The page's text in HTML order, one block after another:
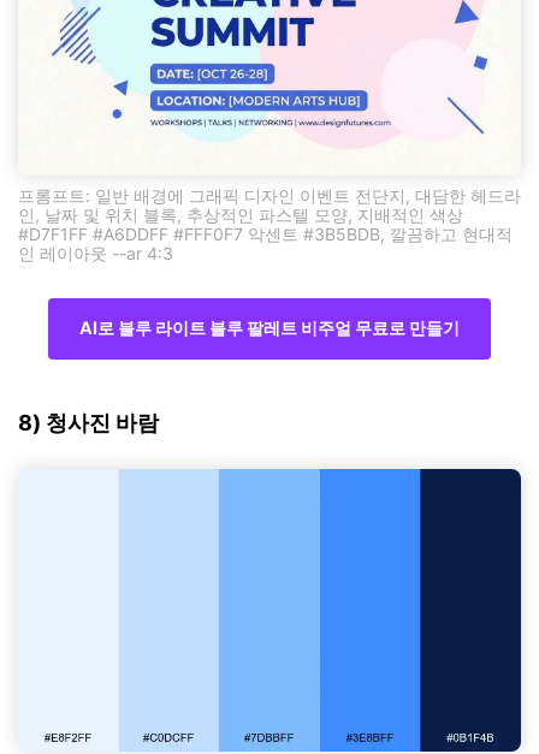
프롬프트: 일반 배경에 그래픽 디자인 이벤트 전단지, 대담한 헤드라
인, 날짜 및 위치 블록, 추상적인 파스텔 모양, 지배적인 색상
#D7F1FF #A6DDFF #FFF0F7 악센트 #3B5BDB, 깔끔하고 현대적
인 레이아웃 --ar 4:3
AI로 블루 라이트 블루 팔레트 비주얼 무료로 만들기
8) 청사진 바람